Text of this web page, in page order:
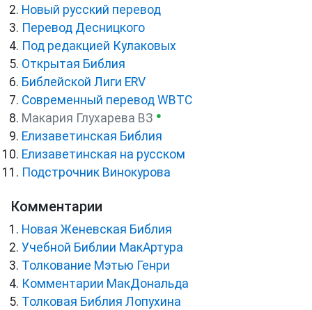
Новый русский перевод
Перевод Десницкого
Под редакцией Кулаковых
Открытая Библия
Библейской Лиги ERV
Cовременный перевод WBTC
Макария Глухарева ВЗ ●
Елизаветинская Библия
Елизаветинская на русском
Подстрочник Винокурова
Комментарии
Новая Женевская Библия
Учебной Библии МакАртура
Толкование Мэтью Генри
Комментарии МакДональда
Толковая Библия Лопухина